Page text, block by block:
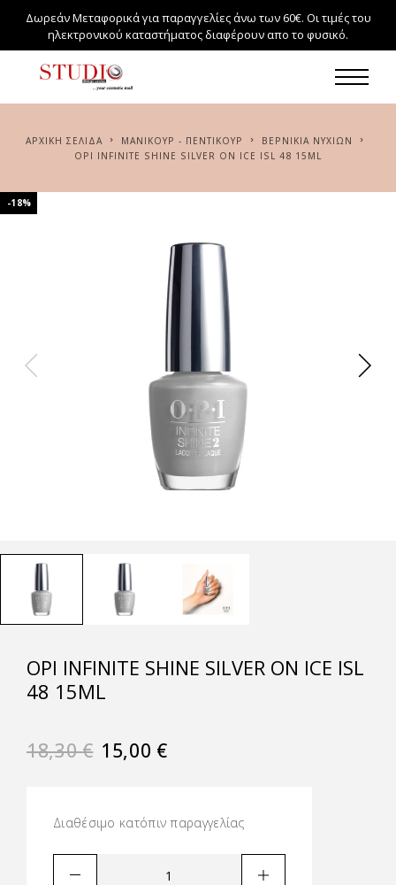
Δωρεάν Μεταφορικά για παραγγελίες άνω των 60€. Οι τιμές του
ηλεκτρονικού καταστήματος διαφέρουν απο το φυσικό.
ΑΡΧΙΚΉ ΣΕΛΊΔΑ ΜΑΝΙΚΟΥΡ - ΠΕΝΤΙΚΟΥΡ
ΒΕΡΝΙΚΙΑ ΝΥΧΙΩΝ
OPI INFINITE SHINE SILVER ON ICE ISL 48 15ML
-18%
OPI INFINITE SHINE SILVER ON ICE ISL
48 15ML
18,30€ 15,00 €
Διαθέσιμο κατόπιν παραγγελίας